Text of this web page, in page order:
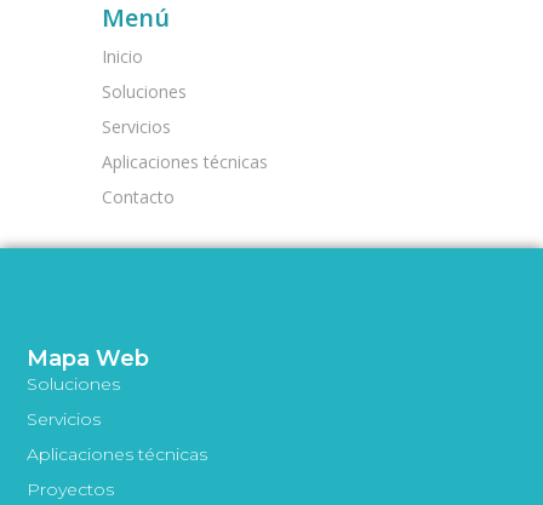
Menú
Inicio
Soluciones
Servicios
Aplicaciones técnicas
Contacto
Mapa Web
Soluciones
Servicios
Aplicaciones técnicas
Proyectos